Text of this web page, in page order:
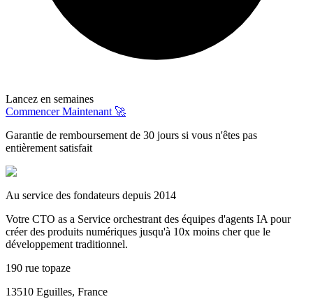
Lancez en semaines
Commencer Maintenant 🚀
Garantie de remboursement de 30 jours si vous n'êtes pas
entièrement satisfait
Au service des fondateurs depuis 2014
Votre CTO as a Service orchestrant des équipes d'agents IA pour
créer des produits numériques jusqu'à 10x moins cher que le
développement traditionnel.
190 rue topaze
13510 Eguilles, France